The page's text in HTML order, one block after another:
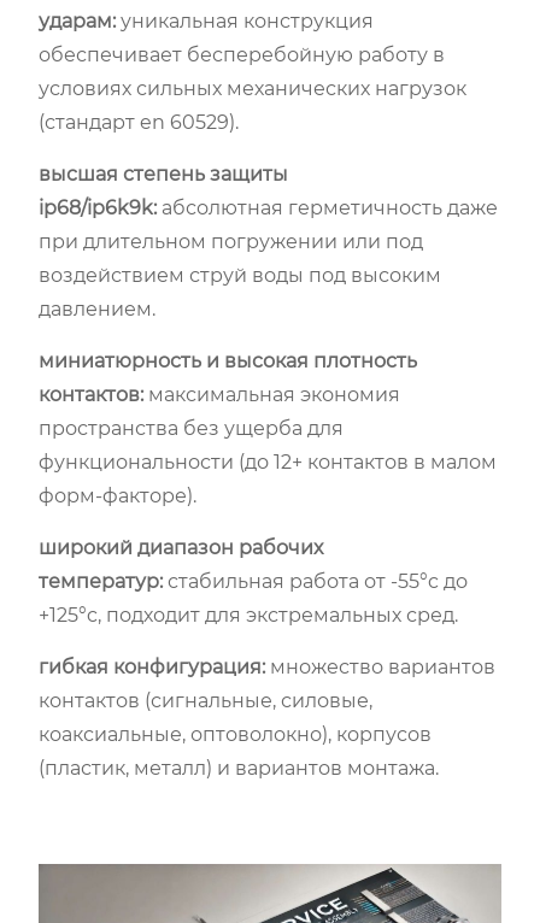
ударам: уникальная конструкция
обеспечивает бесперебойную работу в
условиях сильных механических нагрузок
(стандарт en 60529).
высшая степень защиты
ip68/ip6k9k: абсолютная герметичность даже
при длительном погружении или под
воздействием струй воды под высоким
давлением.
миниатюрность и высокая плотность
контактов: максимальная экономия
пространства без ущерба для
функциональности (до 12+ контактов в малом
форм-факторе).
широкий диапазон рабочих
температур: стабильная работа от -55°c до
+125°c, подходит для экстремальных сред.
гибкая конфигурация: множество вариантов
контактов (сигнальные, силовые,
коаксиальные, оптоволокно), корпусов
(пластик, металл) и вариантов монтажа.